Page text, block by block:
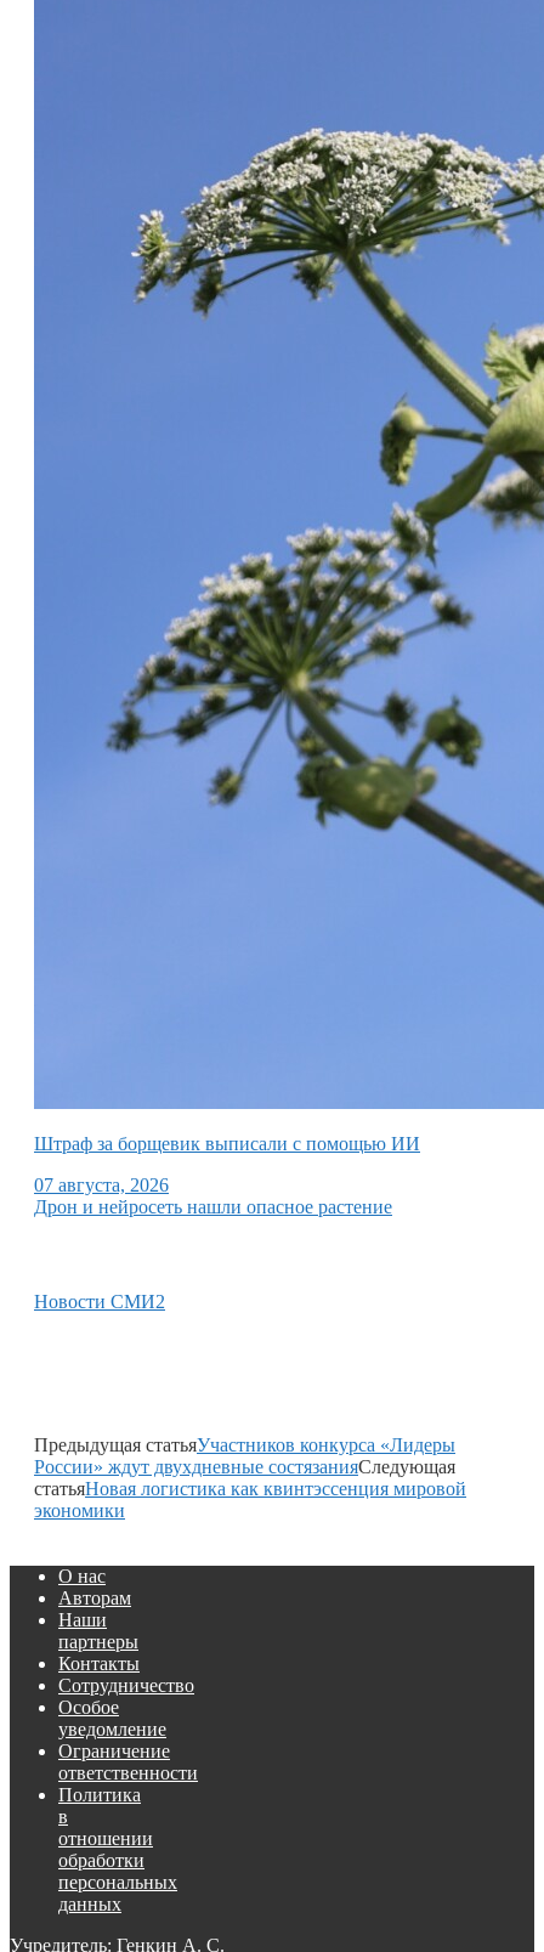
Штраф за борщевик выписали с помощью ИИ
07 августа, 2026
Дрон и нейросеть нашли опасное растение
Новости СМИ2
Предыдущая статьяУчастников конкурса «Лидеры
России» ждут двухдневные состязанияСледующая
статьяНовая логистика как квинтэссенция мировой
экономики
О нас
Авторам
Наши
партнеры
Контакты
Сотрудничество
Особое
уведомление
Ограничение
ответственности
Политика
в
отношении
обработки
персональных
данных
Учредитель: Генкин А. С.